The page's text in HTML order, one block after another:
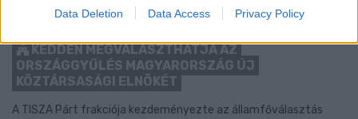
Data Deletion Data Access Privacy Policy
KEDDEN MEGVÁLASZTHATJA AZ
ORSZÁGGYŰLÉS MAGYARORSZÁG ÚJ
KÖZTÁRSASÁGI ELNÖKÉT
A TISZA Párt frakciója kezdeményezte az államfőválasztás